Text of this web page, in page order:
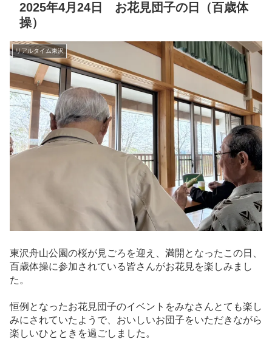
2025年4月24日 お花見団子の日（百歳体
操）
リアルタイム東沢
東沢舟山公園の桜が見ごろを迎え、満開となったこの日、
百歳体操に参加されている皆さんがお花見を楽しみまし
た。
恒例となったお花見団子のイベントをみなさんとても楽し
みにされていたようで、おいしいお団子をいただきながら
楽しいひとときを過ごしました。